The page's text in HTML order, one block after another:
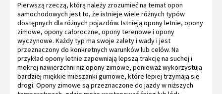
Pierwszą rzeczą, którą należy zrozumieć na temat opon
samochodowych jest to, że istnieje wiele różnych typów
dostępnych dla różnych pojazdów. Istnieją opony letnie, opony
zimowe, opony całoroczne, opony terenowe i opony
wyczynowe. Każdy typ ma swoje zalety i wady i jest
przeznaczony do konkretnych warunków lub celów. Na
przykład opony letnie zapewniają lepszą trakcję na suchej i
mokrej nawierzchni niż opony zimowe, ponieważ wykorzystują
bardziej miękkie mieszanki gumowe, które lepiej trzymają się
drogi. Opony zimowe są przeznaczone do jazdy w niższych